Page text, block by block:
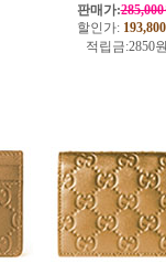
판매가:
할인가: 193,800
적립금:2850